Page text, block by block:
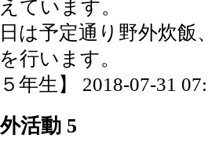
ています。
は予定通り野外炊
行います。
５年生】 2018-07-31
活動 5